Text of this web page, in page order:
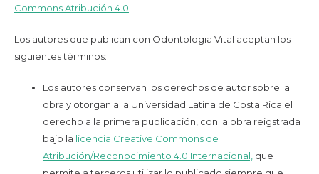
Commons Atribución 4.0
Los autores que publican con Odontologia Vital aceptan los
siguientes términos:
Los autores conservan los derechos de autor sobre la
obra y otorgan a la Universidad Latina de Costa Rica el
derecho a la primera publicación, con la obra reigstrada
bajo la licencia Creative Commons de
Atribución/Reconocimiento 4.0 Internacional, que